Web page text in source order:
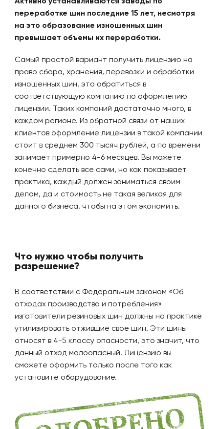
переработке шин последние 15 лет, несмотря
на это образование изношенных шин
превышает объемы их переработки.
Самый простой вариант получить лицензию на
право сбора, хранения, перевозки и обработки
изношенных шин, это обратиться в
соответствующую компанию по оформлению
лицензии. Таких компаний достаточно много, в
каждом регионе. Из обратной связи от наших
клиентов оформление лицензии в такой компании
стоит в среднем 300 тысяч рублей, а по времени
занимает примерно 4-6 месяцев. Вы можете
конечно сделать все сами, но как показывает
практика, каждый должен заниматься своим
делом, да и стоимость не такая великая для
данного бизнеса, чтобы на этом экономить.
Что нужно чтобы получить
разрешение?
В соответствии с Федеральным законом «Об
отходах производства и потребления»
изготовители резиновых шин должны на практике
утилизировать отжившие свое шин. Эти шины
относят в 4-5 классу опасности, это значит, что
данный отход малоопасный. Лицензию вы
сможете оформить только после того как
установите оборудование.